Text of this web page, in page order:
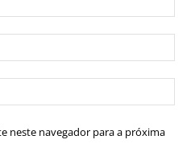
neste navegador para a próxima